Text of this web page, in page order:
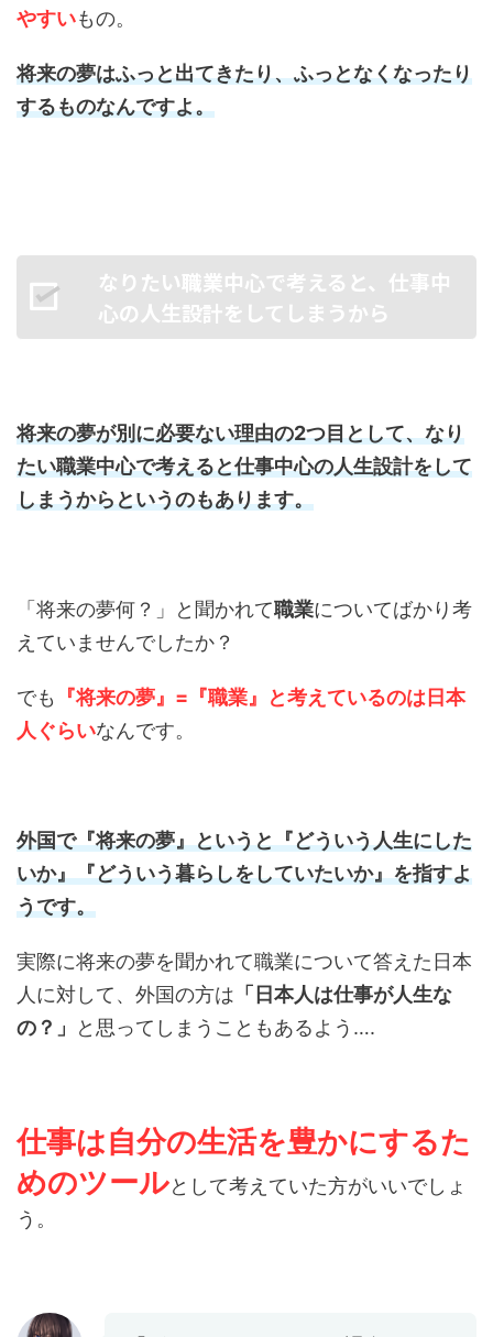
やすいもの。
将来の夢はふっと出てきたり、ふっとなくなったり
するものなんですよ。
なりたい職業中心で考えると、仕事中
心の人生設計をしてしまうから
将来の夢が別に必要ない理由の2つ目として、なり
たい職業中心で考えると仕事中心の人生設計をして
しまうからというのもあります。
「将来の夢何？」と聞かれて職業についてばかり考
えていませんでしたか？
でも
『将来の夢』=『職業』と考えているのは日本
人ぐらいなんです。
外国で『将来の夢』というと『どういう人生にした
いか』『どういう暮らしをしていたいか』を指すよ
うです。
実際に将来の夢を聞かれて職業について答えた日本
人に対して、外国の方は 「日本人は仕事が人生な
の？」
と思ってしまうこともあるよう….
仕事は自分の生活を豊かにするた
めのツールとして考えていた方がいいでしょ
う。